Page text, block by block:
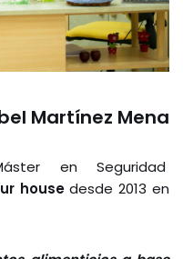
Martínez Mena
en Seguridad
housedesde 2013 en